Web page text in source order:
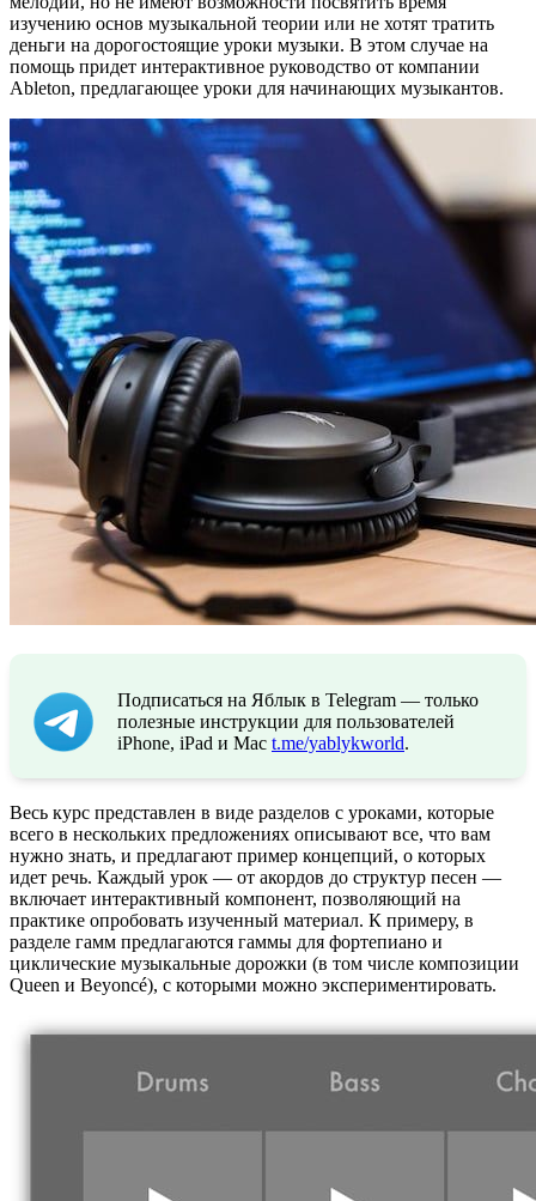
изучению основ музыкальной теории или не хотят тратить
деньги на дорогостоящие уроки музыки. В этом случае на
помощь придет интерактивное руководство от компании
Ableton, предлагающее уроки для начинающих музыкантов.
Подписаться на Яблык в Telegram — только
полезные инструкции для пользователей
iPhone, iPad и Mac t.me/yablykworld.
Весь курс представлен в виде разделов с уроками, которые
всего в нескольких предложениях описывают все, что вам
нужно знать, и предлагают пример концепций, о которых
идет речь. Каждый урок — от акордов до структур песен —
включает интерактивный компонент, позволяющий на
практике опробовать изученный материал. К примеру, в
разделе гамм предлагаются гаммы для фортепиано и
циклические музыкальные дорожки (в том числе композиции
Queen и Beyoncé), с которыми можно экспериментировать.